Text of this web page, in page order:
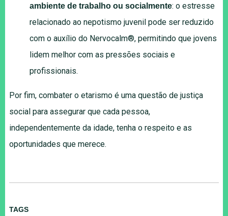
ambiente de trabalho ou socialmente: o estresse
relacionado ao nepotismo juvenil pode ser reduzido
com o auxílio do Nervocalm®, permitindo que jovens
lidem melhor com as pressões sociais e
profissionais.
Por fim, combater o etarismo é uma questão de justiça
social para assegurar que cada pessoa,
independentemente da idade, tenha o respeito e as
oportunidades que merece.
TAGS